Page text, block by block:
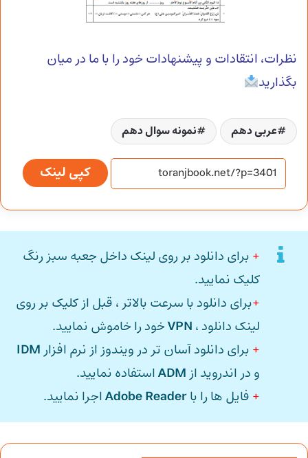
نظرات، انتقادات و پیشنهادات خود را با ما در میان
بگذارید
عربی دهم نمونه سوال دهم
کپی لینک
+ برای دانلود بر روی لینک داخل جعبه سبز رنگ
کلیک نمایید.
+برای دانلود با سرعت بالاتر ، قبل از کلیک بر روی
لینک دانلود ، VPNخود را خاموش نمایید.
+ برای دانلود آسان تر در ویندوز از نرم افزار IDM
و در اندروید از ADMاستفاده نمایید.
+ فایل ها را باAdobe Readerاجرا نمایید.